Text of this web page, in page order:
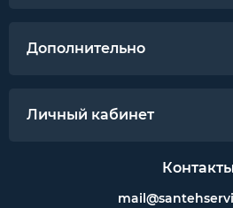
Дополнительно
Личный кабинет
Контакты